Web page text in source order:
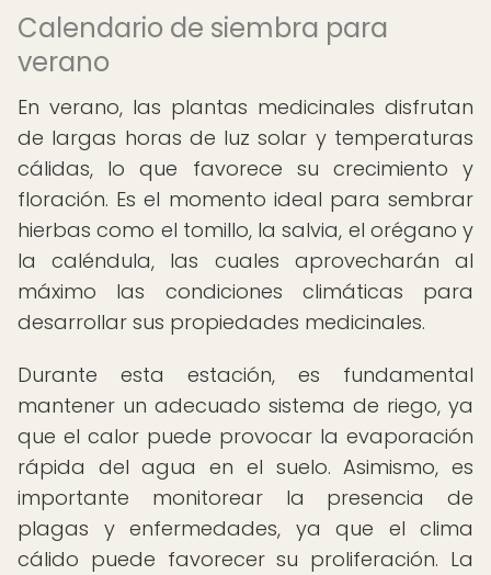
Calendario de siembra para
verano
En verano, las plantas medicinales disfrutan
de largas horas de luz solar y temperaturas
cálidas, lo que favorece su crecimiento y
floración. Es el momento ideal para sembrar
hierbas como el tomillo, la salvia, el orégano y
la caléndula, las cuales aprovecharán al
máximo las condiciones climáticas para
desarrollar sus propiedades medicinales.
Durante esta estación, es fundamental
mantener un adecuado sistema de riego, ya
que el calor puede provocar la evaporación
rápida del agua en el suelo. Asimismo, es
importante monitorear la presencia de
plagas y enfermedades, ya que el clima
cálido puede favorecer su proliferación. La